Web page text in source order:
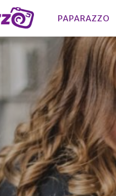
PAPARAZZO